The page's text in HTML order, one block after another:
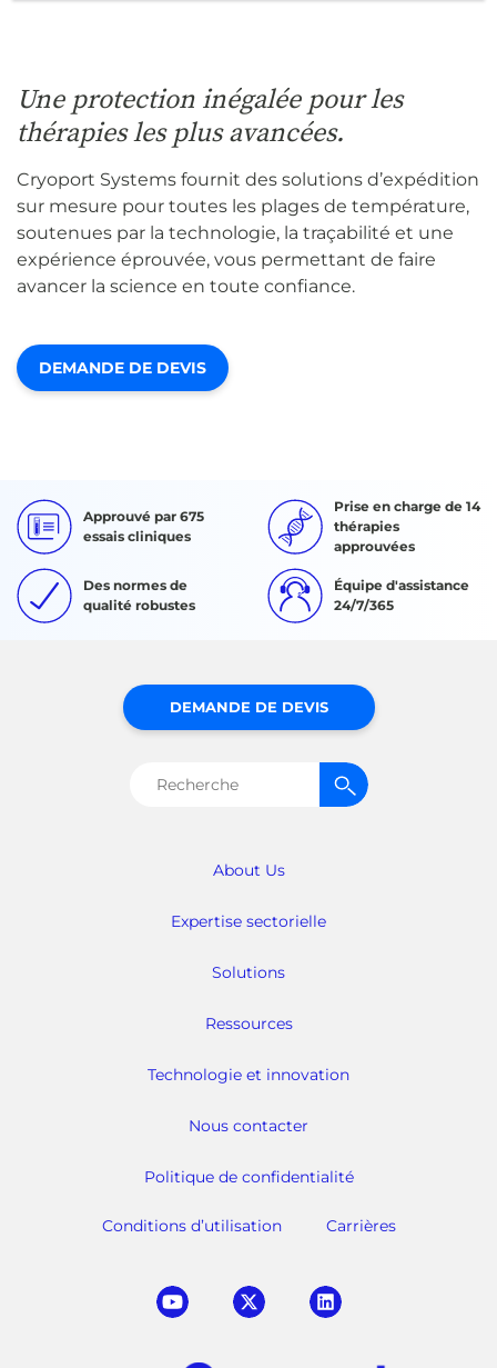
Une protection inégalée pour les
thérapies les plus avancées.
Cryoport Systems fournit des solutions d’expédition
sur mesure pour toutes les plages de température,
soutenues par la technologie, la traçabilité et une
expérience éprouvée, vous permettant de faire
avancer la science en toute confiance.
DEMANDE DE DEVIS
Approuvé par 675
essais cliniques
Prise en charge de 14
thérapies
approuvées
Des normes de
qualité robustes
Équipe d'assistance
24/7/365
About Us
Expertise sectorielle
Solutions
Ressources
Technologie et innovation
Nous contacter
Politique de confidentialité
Conditions d’utilisation Carrières
DEMANDE DE DEVIS
Rechercher :